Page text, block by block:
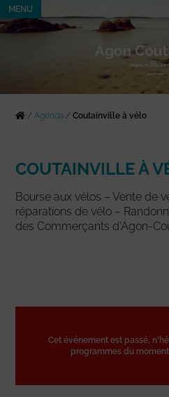
MENU
/Agenda /Coutainville à vélo
COUTAINVILLE À
Bourse aux vélos – Vente de
réparations de vélo –
des Commerçants d’Agon-
Cet événement est passé,
programmes du